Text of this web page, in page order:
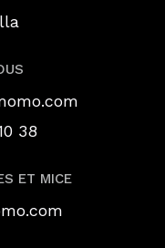
38
ET MICE